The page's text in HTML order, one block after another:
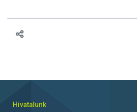
Hivatalunk